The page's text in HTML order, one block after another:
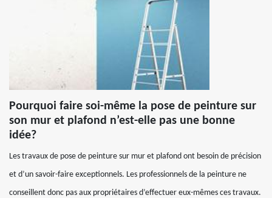
Pourquoi faire soi-même la pose de peinture sur
son mur et plafond n’est-elle pas une bonne
idée?
Les travaux de pose de peinture sur mur et plafond ont besoin de précision
et d’un savoir-faire exceptionnels. Les professionnels de la peinture ne
conseillent donc pas aux propriétaires d’effectuer eux-mêmes ces travaux.